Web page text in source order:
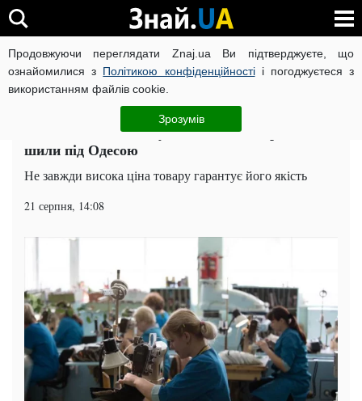
Продовжуючи переглядати Znaj.ua Ви підтверджуєте, що
ознайомилися з Політикою конфіденційностіі погоджуєтеся з
використанням файлів cookie.
Зрозумів
ВІЙНА РОСІЇ ПРОТИ УКРАЇНИ КОРОНАВІРУС В УКРАЇНІ
Суспільство ЧИТАТЬ НА РУССКОМ
Модникам на замітку: одяг відомих брендів
шили під Одесою
Не завжди висока ціна товару гарантує його якість
21 серпня, 14:08